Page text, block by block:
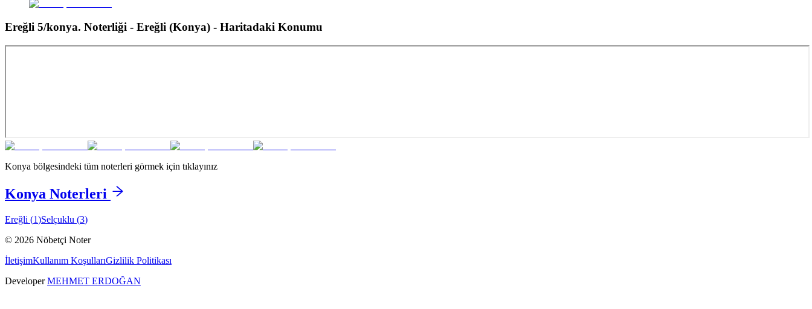
Ereğli 5/konya. Noterliği - Ereğli (Konya) - Haritadaki Konumu
Konya bölgesindeki tüm noterleri görmek için tıklayınız
Konya Noterleri
Ereğli (1)Selçuklu (3)
© 2026 Nöbetçi Noter
İletişimKullanım KoşullarıGizlilik Politikası
DeveloperMEHMET ERDOĞAN